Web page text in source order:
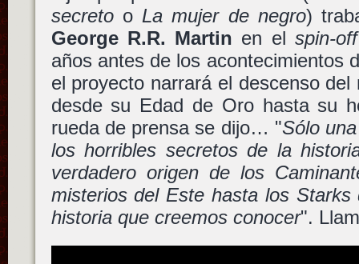
secretoo La mujer de negro)
George R.R. Martin en el spin-off
años antes de los acontecimientos
el proyecto narrará el descenso
desde su Edad de Oro hasta su
rueda de prensa se dijo… "Sólo
los horribles secretos de la
verdadero origen de los
misterios del Este hasta los
historia que creemos conocer".